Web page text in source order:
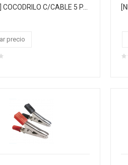
[NB-413] COCODRILO C/CABLE 5 PARES X 5 COLORES "PULSAR"
precio